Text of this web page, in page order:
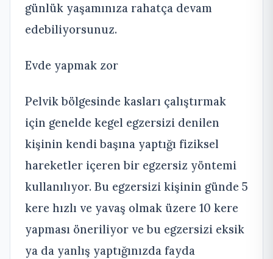
günlük yaşamınıza rahatça devam
edebiliyorsunuz.
Evde yapmak zor
Pelvik bölgesinde kasları çalıştırmak
için genelde kegel egzersizi denilen
kişinin kendi başına yaptığı fiziksel
hareketler içeren bir egzersiz yöntemi
kullanılıyor. Bu egzersizi kişinin günde 5
kere hızlı ve yavaş olmak üzere 10 kere
yapması öneriliyor ve bu egzersizi eksik
ya da yanlış yaptığınızda fayda